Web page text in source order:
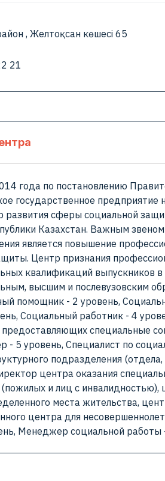
, Желтоқсан көшесі 65
21
года по постановлению
государственное
развития сферы социальной
Казахстан. Важным
является повышение
Центр признания
квалификаций выпускников
высшим и послевузовским
помощник - 2 уровень,
Социальный работник - 4
предоставляющих специальные
- 5 уровень, Специалист по
подразделения
центра оказания
и лиц с
места жительства,
центра для
Менеджер социальной работы